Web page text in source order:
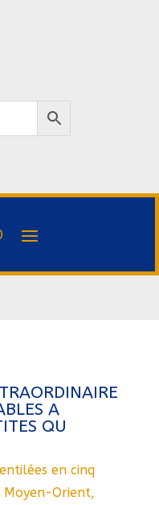
A
QU
en cinq
Orient,